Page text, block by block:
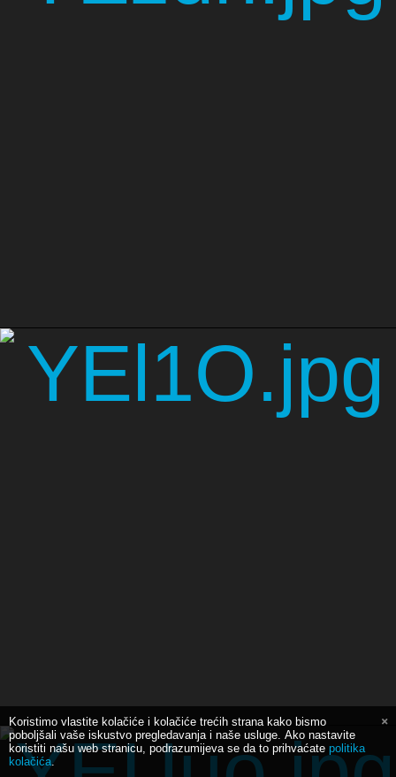
Koristimo vlastite kolačiće i kolačiće trećih strana kako bismo
poboljšali vaše iskustvo pregledavanja i naše usluge. Ako nastavite
koristiti našu web stranicu, podrazumijeva se da to prihvaćate politika
kolačića.